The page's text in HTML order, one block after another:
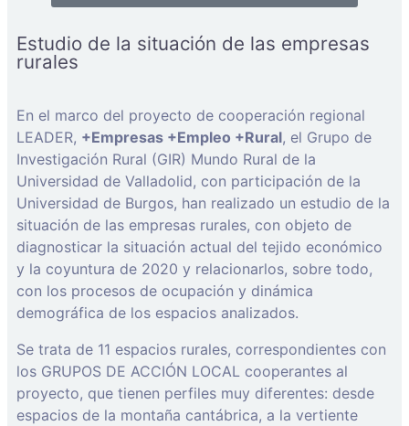
Estudio de la situación de las empresas
rurales
En el marco del proyecto de cooperación regional
LEADER, +Empresas +Empleo +Rural, el Grupo de
Investigación Rural (GIR) Mundo Rural de la
Universidad de Valladolid, con participación de la
Universidad de Burgos, han realizado un estudio de la
situación de las empresas rurales, con objeto de
diagnosticar la situación actual del tejido económico
y la coyuntura de 2020 y relacionarlos, sobre todo,
con los procesos de ocupación y dinámica
demográfica de los espacios analizados.
Se trata de 11 espacios rurales, correspondientes con
los GRUPOS DE ACCIÓN LOCAL cooperantes al
proyecto, que tienen perfiles muy diferentes: desde
espacios de la montaña cantábrica, a la vertiente